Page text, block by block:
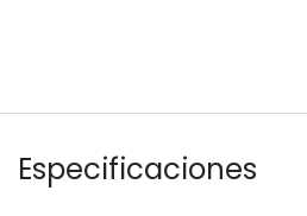
Especificaciones